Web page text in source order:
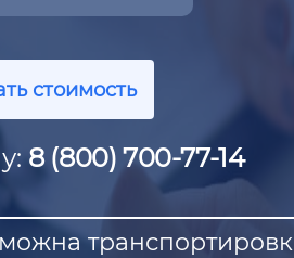
стоимость
8 (800) 700-77-14